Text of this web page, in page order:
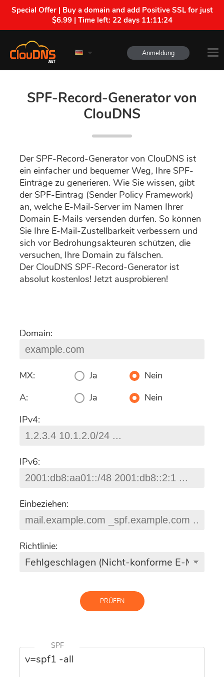
Special Offer | Buy a domain and add Positive SSL for just
$6.99 | Time left: 22 days 11:11:23
Anmeldung
SPF-Record-Generator von
ClouDNS
Der SPF-Record-Generator von ClouDNS ist
ein einfacher und bequemer Weg, Ihre SPF-
Einträge zu generieren. Wie Sie wissen, gibt
der SPF-Eintrag (Sender Policy Framework)
an, welche E-Mail-Server im Namen Ihrer
Domain E-Mails versenden dürfen. So können
Sie Ihre E-Mail-Zustellbarkeit verbessern und
sich vor Bedrohungsakteuren schützen, die
versuchen, Ihre Domain zu fälschen.
Der ClouDNS SPF-Record-Generator ist
absolut kostenlos! Jetzt ausprobieren!
Domain:
MX: Ja
Nein
A:
Ja
Nein
IPv4:
IPv6:
Einbeziehen:
Richtlinie:
PRÜFEN
SPF